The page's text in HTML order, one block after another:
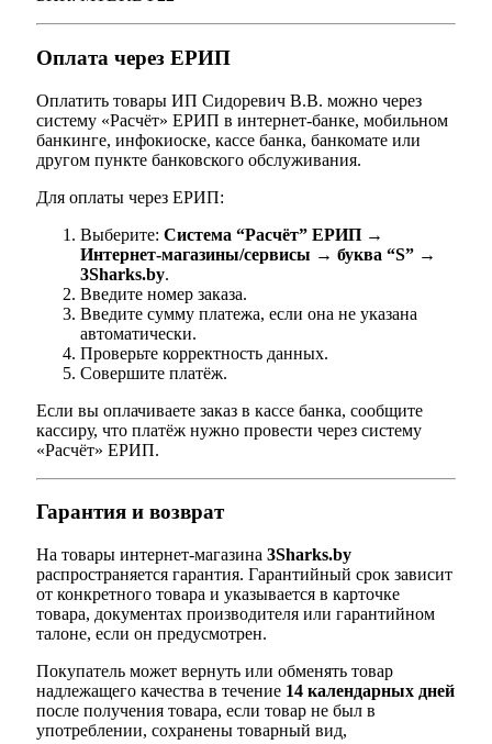
Оплата через ЕРИП
Оплатить товары ИП Сидоревич В.В. можно через
систему «Расчёт» ЕРИП в интернет-банке, мобильном
банкинге, инфокиоске, кассе банка, банкомате или
другом пункте банковского обслуживания.
Для оплаты через ЕРИП:
Выберите: Система “Расчёт” ЕРИП →
Интернет-магазины/сервисы → буква “S” →
3Sharks.by.
Введите номер заказа.
Введите сумму платежа, если она не указана
автоматически.
Проверьте корректность данных.
Совершите платёж.
Если вы оплачиваете заказ в кассе банка, сообщите
кассиру, что платёж нужно провести через систему
«Расчёт» ЕРИП.
Гарантия и возврат
На товары интернет-магазина 3Sharks.by
распространяется гарантия. Гарантийный срок зависит
от конкретного товара и указывается в карточке
товара, документах производителя или гарантийном
талоне, если он предусмотрен.
Покупатель может вернуть или обменять товар
надлежащего качества в течение 14 календарных дней
после получения товара, если товар не был в
употреблении, сохранены товарный вид,